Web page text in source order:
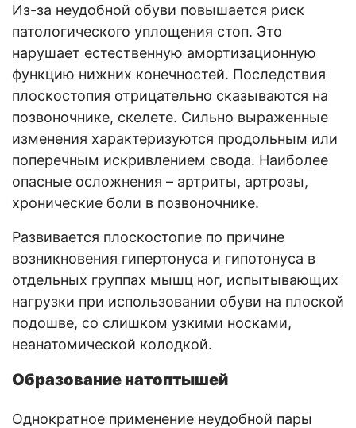
Из-за неудобной обуви повышается риск
патологического уплощения стоп. Это
нарушает естественную амортизационную
функцию нижних конечностей. Последствия
плоскостопия отрицательно сказываются на
позвоночнике, скелете. Сильно выраженные
изменения характеризуются продольным или
поперечным искривлением свода. Наиболее
опасные осложнения – артриты, артрозы,
хронические боли в позвоночнике.
Развивается плоскостопие по причине
возникновения гипертонуса и гипотонуса в
отдельных группах мышц ног, испытывающих
нагрузки при использовании обуви на плоской
подошве, со слишком узкими носками,
неанатомической колодкой.
Образование натоптышей
Однократное применение неудобной пары